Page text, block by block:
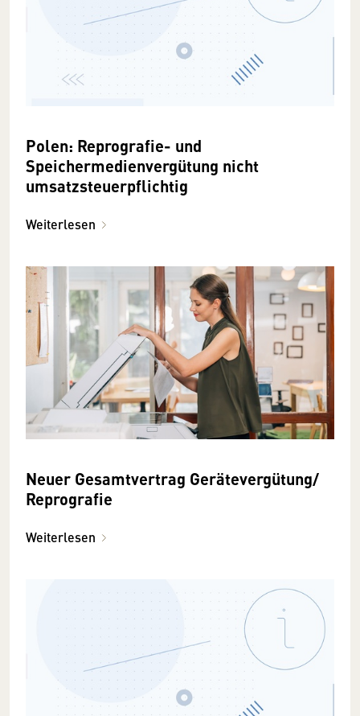
Polen: Reprografie- und
Speichermedienvergütung nicht
umsatzsteuerpflichtig
Weiterlesen
Neuer Gesamtvertrag Gerätevergütung/
Reprografie
Weiterlesen